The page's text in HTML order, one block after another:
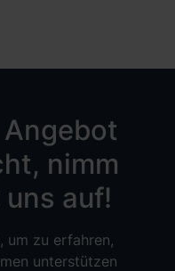
nimm
auf!
um zu erfahren,
unterstützen